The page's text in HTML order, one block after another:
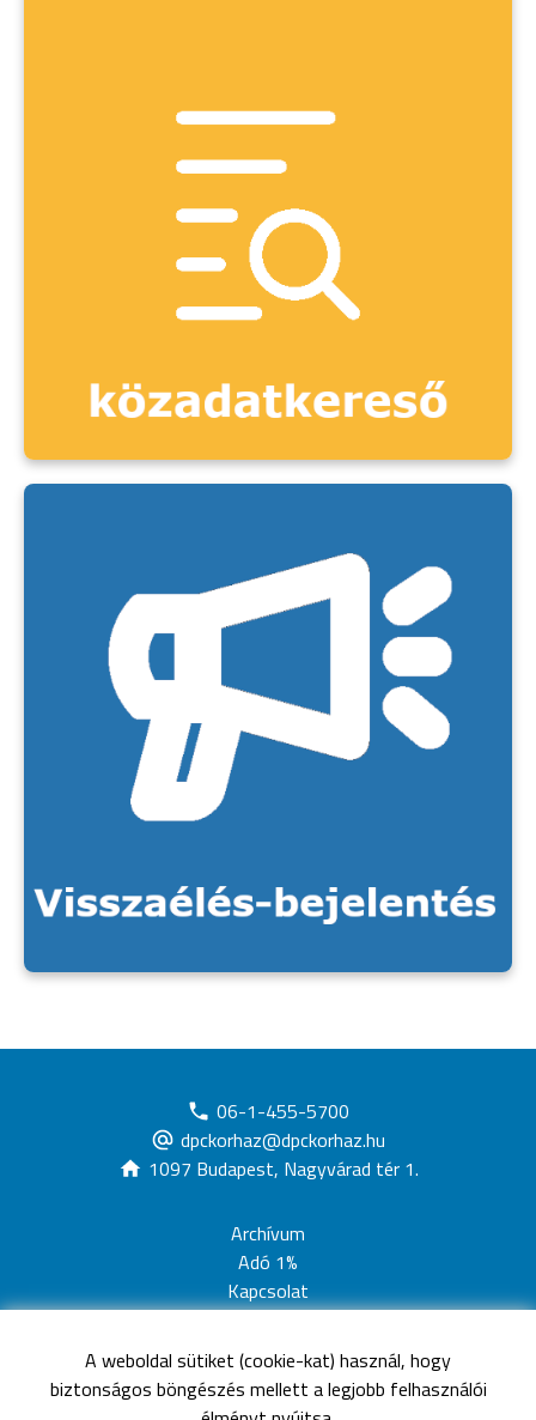
A weboldal sütiket (cookie-kat) használ, hogy
biztonságos böngészés mellett a legjobb felhasználói
06-1-455-5700
dpckorhaz@dpckorhaz.hu
1097 Budapest, Nagyvárad tér 1.
Archívum
Adó 1%
Kapcsolat
Adatvédelem
Jogi nyilatkozat
Akadálymentesítési nyilatkozat
Oldaltérkép